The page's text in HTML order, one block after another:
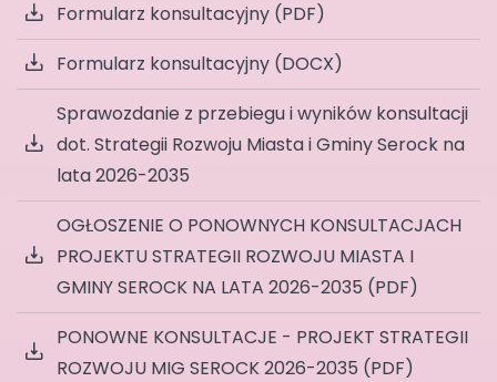
Formularz konsultacyjny (PDF)
Formularz konsultacyjny (DOCX)
Sprawozdanie z przebiegu i wyników konsultacji
dot. Strategii Rozwoju Miasta i Gminy Serock na
lata 2026-2035
OGŁOSZENIE O PONOWNYCH KONSULTACJACH
PROJEKTU STRATEGII ROZWOJU MIASTA I
GMINY SEROCK NA LATA 2026-2035 (PDF)
PONOWNE KONSULTACJE - PROJEKT STRATEGII
ROZWOJU MIG SEROCK 2026-2035 (PDF)